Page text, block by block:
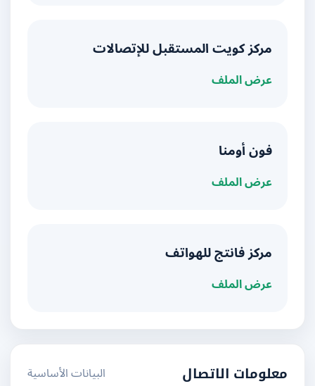
مركز كويت المستقبل للإتصالات
عرض الملف
فون أومنا
عرض الملف
مركز فانتج للهواتف
عرض الملف
معلومات الاتصال
البيانات الأساسية